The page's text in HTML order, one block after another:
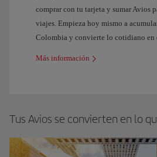
comprar con tu tarjeta y sumar Avios
viajes. Empieza hoy mismo a
Colombia y convierte lo cotidiano en
Más información
Tus Avios se convierten en lo